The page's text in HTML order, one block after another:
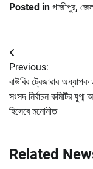
Posted in গাজীপুর,
Post
navigation
Previous:
বাউবির ট্রেজারার অধ্যাপক
সংসদ নির্বাচন কমিটির যুগ্ম
হিসেবে মনোনীত
Related